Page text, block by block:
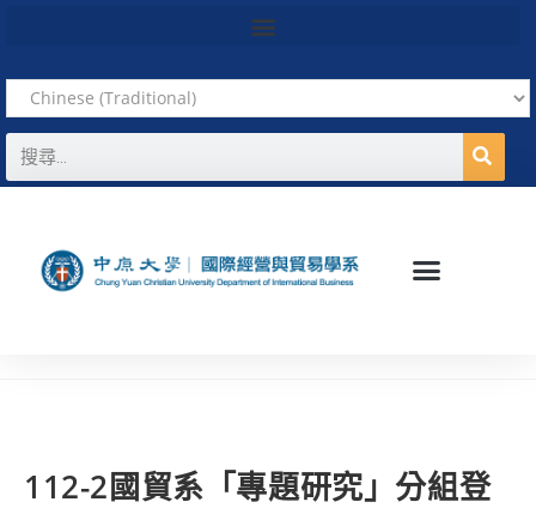
112-2國貿系「專題研究」分組登